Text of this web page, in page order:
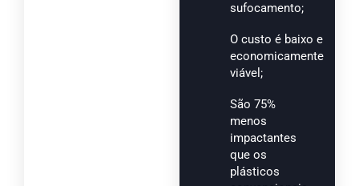
sufocamento;
O custo é baixo e
economicamente
viável;
São 75%
menos
impactantes
que os
plásticos